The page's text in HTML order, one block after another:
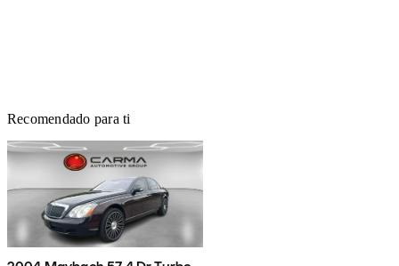
Recomendado para ti